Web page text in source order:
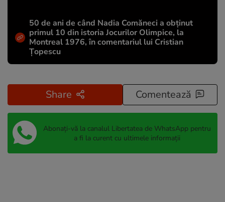
50 de ani de când Nadia Comăneci a obţinut
primul 10 din istoria Jocurilor Olimpice, la
Montreal 1976, în comentariul lui Cristian
Țopescu
Share Comentează
Abonați-vă la canalul Libertatea de WhatsApp pentru
a fi la curent cu ultimele informații